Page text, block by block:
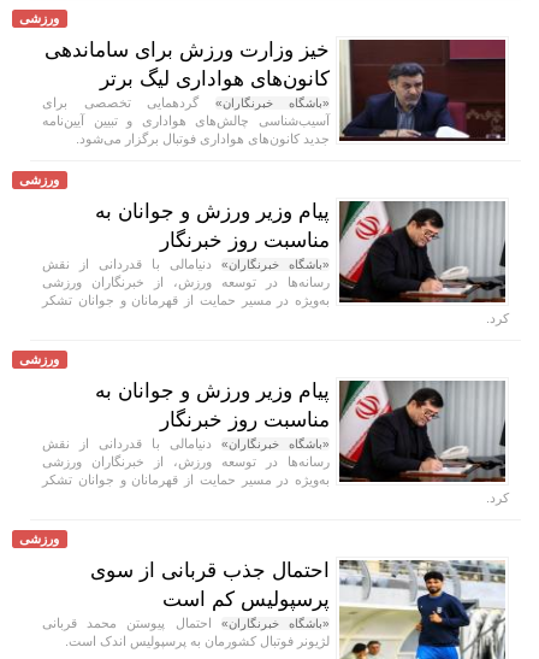
ورزشی
خیز وزارت ورزش برای ساماندهی
کانون‌های هواداری لیگ برتر
«باشگاه خبرنگاران» گردهمایی تخصصی برای
آسیب‌شناسی چالش‌های هواداری و تبیین آیین‌نامه
جدید کانون‌های هواداری فوتبال برگزار می‌شود.
ورزشی
پیام وزیر ورزش و جوانان به
مناسبت روز خبرنگار
«باشگاه خبرنگاران» دنیامالی با قدردانی از نقش
رسانه‌ها در توسعه ورزش، از خبرنگاران ورزشی
به‌ویژه در مسیر حمایت از قهرمانان و جوانان تشکر
کرد.
ورزشی
پیام وزیر ورزش و جوانان به
مناسبت روز خبرنگار
«باشگاه خبرنگاران» دنیامالی با قدردانی از نقش
رسانه‌ها در توسعه ورزش، از خبرنگاران ورزشی
به‌ویژه در مسیر حمایت از قهرمانان و جوانان تشکر
کرد.
ورزشی
احتمال جذب قربانی از سوی
پرسپولیس کم است
«باشگاه خبرنگاران» احتمال پیوستن محمد قربانی
لژیونر فوتبال کشورمان به پرسپولیس اندک است.